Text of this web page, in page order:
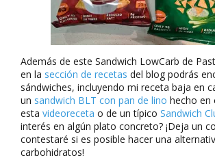
Además de este Sandwich LowCarb de
en la sección de recetas del blog podrás
sándwiches, incluyendo mi receta baja en
un sandwich BLT con pan de lino hecho en
esta videoreceta o de un típico Sandwich
interés en algún plato concreto? ¡Deja un
contestaré si es posible hacer una
carbohidratos!